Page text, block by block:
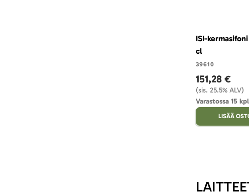
ISI-
cl
39610
151,28 €
(sis. 25.5% ALV)
Varastossa 15 kpl
LISÄÄ